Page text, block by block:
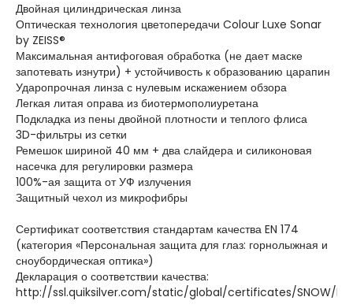
Двойная цилиндрическая линза
Оптическая технология цветопередачи Colour Luxe Sonar
by ZEISS®
Максимальная антифоговая обработка (не дает маске
запотевать изнутри) + устойчивость к образованию царапин
Ударопрочная линза с нулевым искажением обзора
Легкая литая оправа из биотермополиуретана
Подкладка из пены двойной плотности и теплого флиса
3D-фильтры из сетки
Ремешок шириной 40 мм + два слайдера и силиконовая
насечка для регулировки размера
100%-ая защита от УФ излучения
Защитный чехол из микрофибры
Сертификат соответствия стандартам качества EN 174
(категория «Персональная защита для глаз: горнолыжная и
сноубордическая оптика»)
Декларация о соответствии качества:
http://ssl.quiksilver.com/static/global/certificates/SNOW/